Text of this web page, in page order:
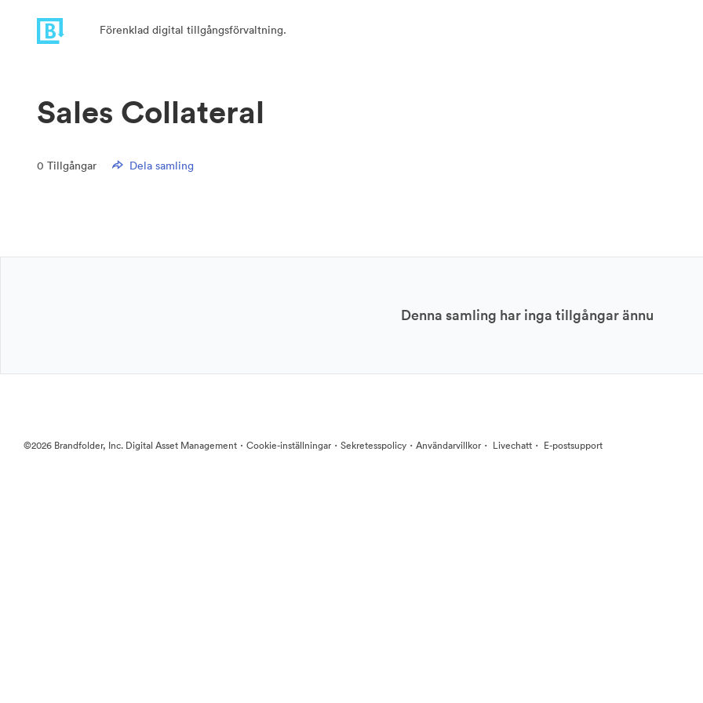
Förenklad digital tillgångsförvaltning.
Sales Collateral
0 Tillgångar Dela samling
Denna samling har inga tillgångar ännu
©2026 Brandfolder, Inc. Digital Asset Management · Cookie-inställningar· Sekretesspolicy · Användarvillkor· Livechatt · E-postsupport